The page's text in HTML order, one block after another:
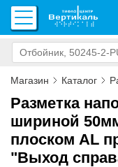
Магазин Каталог
Разметка
шириной
плоском AL
"Выход